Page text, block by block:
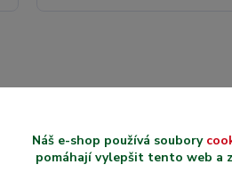
PRODEJ
Náš e-shop používá soubory
pomáhají vylepšit tento web a